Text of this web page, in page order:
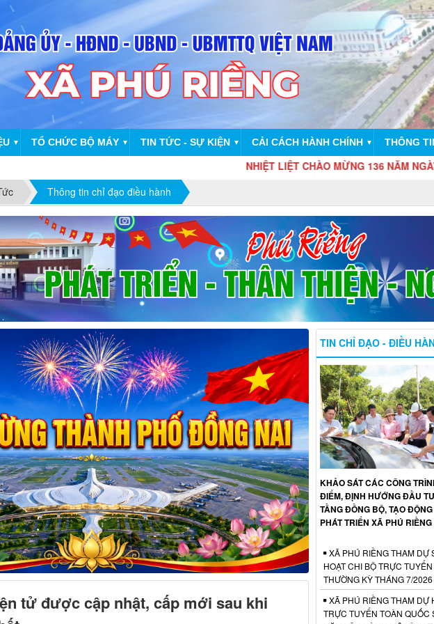
▼ TỔ CHỨC BỘ MÁY ▼ TIN TỨC - SỰ KIỆN ▼ CẢI CÁCH HÀNH CHÍNH ▼ THÔNG
NHIỆT LIỆT CHÀO MỪNG 136 NĂM NGÀY
Thông tin chỉ đạo điều hành
tử được cập nhật, cấp mới sau khi
TIN CHỈ ĐẠO - ĐIỀU
KHẢO SÁT CÁC CÔNG
ĐIỂM, ĐỊNH HƯỚNG ĐẦU
TẦNG ĐỒNG BỘ, TẠO
PHÁT TRIỂN XÃ PHÚ RIỀNG
XÃ PHÚ RIỀNG THAM DỰ
HOẠT CHI BỘ TRỰC TUYẾN
THƯỜNG KỲ THÁNG 7/2026
XÃ PHÚ RIỀNG THAM DỰ
TRỰC TUYẾN TOÀN QUỐC